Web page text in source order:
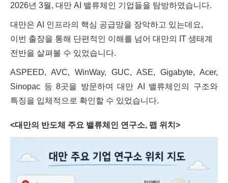
2026년 3월, 대만 AI 밸류체인 기업들을 탐방하였습니다.
대만은 AI 인프라의 핵심 공급망을 장악하고 있는데요,
이번 출장을 통해 단편적인 이해를 넘어 대만의 IT 생태계
전반을 살펴볼 수 있었습니다.
ASPEED, AVC, WinWay, GUC, ASE, Gigabyte, Acer,
Sinopac 등 8곳을 방문하며 대만 AI 밸류체인의 구조와
특징을 입체적으로 확인할 수 있었습니다.
<대만의 반도체 주요 밸류체인 연구소, 팹 위치>